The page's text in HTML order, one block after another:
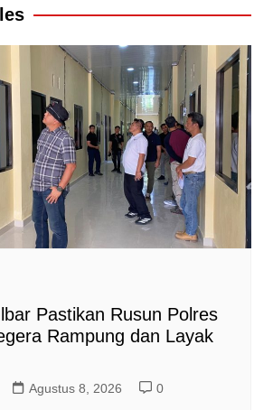
Pastikan Rusun Polres
Rampung dan Layak
Agustus 8, 2026 0